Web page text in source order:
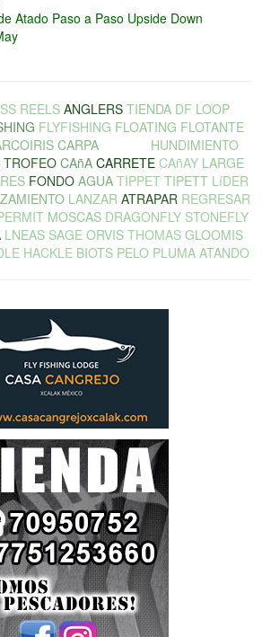
Atado Paso a Paso Upside Down
REELS ANGLERS TIENDA DF LOOP
FLYFISHING FLOATING FLOTANTE
CARPA
HUNDIMIENTO
TROFEO CAñA CARRETE CAñAY LARGE
FONDO AGUA TIPPET TIPETT LíDER
LANZAR ATRAPAR REGRESAR
MOSCAS DRAGONFLY STONEFLY
LNEAS SAGE ORVIS THOMAS GLOOMIS
HACKLE BIOTS PELO PLUMA ATANDO